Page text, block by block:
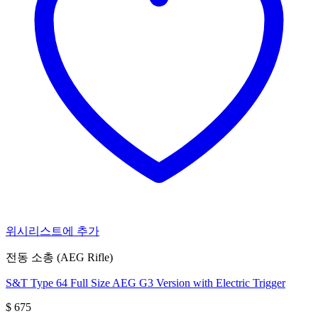
위시리스트에 추가
전동 소총 (AEG Rifle)
S&T Type 64 Full Size AEG G3 Version with Electric Trigger
$ 675